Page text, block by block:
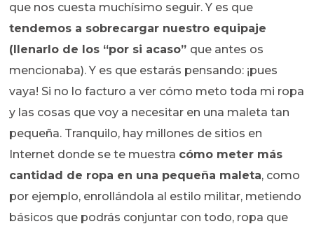
que nos cuesta muchísimo seguir. Y es que
tendemos a sobrecargar nuestro equipaje
(llenarlo de los “por si acaso” que antes os
mencionaba). Y es que estarás pensando: ¡pues
vaya! Si no lo facturo a ver cómo meto toda mi ropa
y las cosas que voy a necesitar en una maleta tan
pequeña. Tranquilo, hay millones de sitios en
Internet donde se te muestra cómo meter más
cantidad de ropa en una pequeña maleta, como
por ejemplo, enrollándola al estilo militar, metiendo
básicos que podrás conjuntar con todo, ropa que